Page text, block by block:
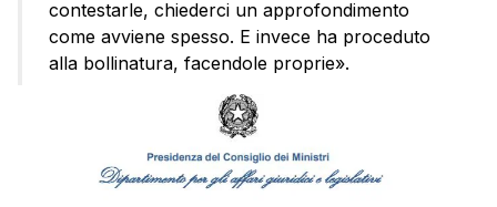
contestarle, chiederci un approfondimento
come avviene spesso. E invece ha proceduto
alla bollinatura, facendole proprie».